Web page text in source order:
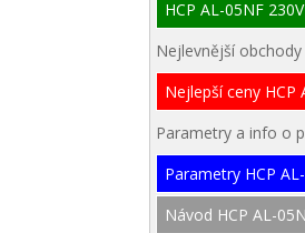
HCP AL-05NF
Nejlevnější obchody
Nejlepší ceny HCP
Parametry a info o
Parametry HCP
Návod HCP AL-